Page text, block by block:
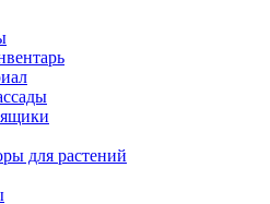
для растений